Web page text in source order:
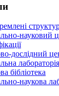
науковий
дослідний
бібліотека
наукова